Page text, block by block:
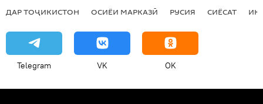
ДАР ТОҶИКИСТОН ОСИЁИ МАРКАЗӢ РУСИЯ СИЁСАТ
Telegram VK OK